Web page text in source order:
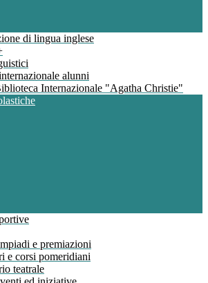
di lingua inglese
alunni
Internazionale "Agatha Christie"
e premiazioni
e corsi pomeridiani
teatrale